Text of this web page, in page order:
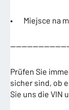
• Miejsce na
Prüfen Sie
sicher sind, ob
Sie uns die VIN